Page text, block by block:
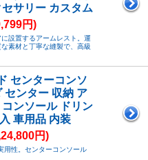
サリー カスタム
円)
設置するアームレスト。運
素材と丁寧な縫製で、高級
センターコンソ
センター 収納 ア
ンソール ドリン
車用品 内装
円)
用性。センターコンソール